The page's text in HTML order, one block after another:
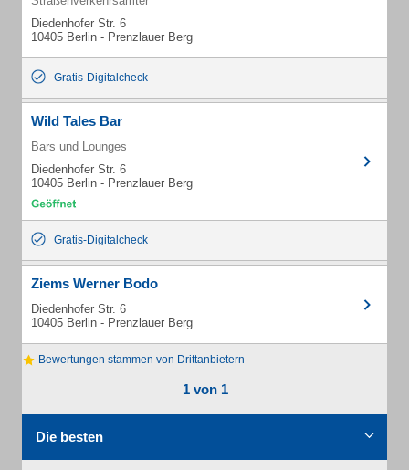
Diedenhofer Str. 6
10405 Berlin - Prenzlauer Berg
Gratis-Digitalcheck
Wild Tales Bar
Bars und Lounges
Diedenhofer Str. 6
10405 Berlin - Prenzlauer Berg
Gratis-Digitalcheck
Ziems Werner Bodo
Diedenhofer Str. 6
10405 Berlin - Prenzlauer Berg
Bewertungen stammen von Drittanbietern
1 von 1
Die besten